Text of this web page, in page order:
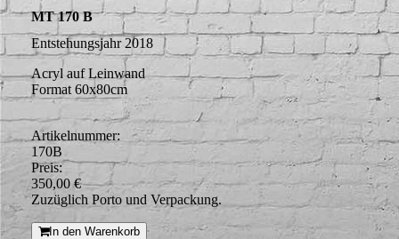
MT 170 B
Entstehungsjahr 2018
Acryl auf Leinwand
Format 60x80cm
Artikelnummer:
170B
Preis:
350,00 €
Zuzüglich Porto und Verpackung.
In den Warenkorb